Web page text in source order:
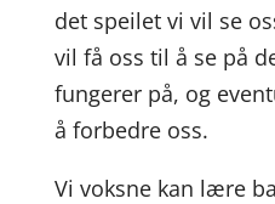
det speilet vi vil se
vil få oss til å se på
fungerer på, og
å forbedre oss.
Vi voksne kan lære